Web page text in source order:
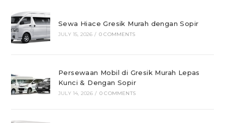
Sewa Hiace Gresik Murah dengan Sopir
JULY 15, 2026 / 0 COMMENTS
Persewaan Mobil di Gresik Murah Lepas
Kunci & Dengan Sopir
JULY 14, 2026 / 0 COMMENTS